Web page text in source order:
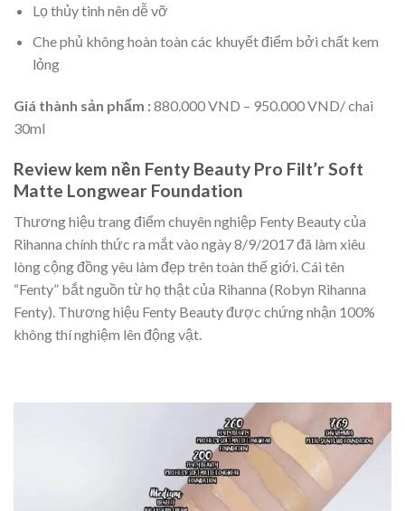
Lọ thủy tinh nên dễ vỡ
Che phủ không hoàn toàn các khuyết điểm bởi chất kem
lỏng
Giá thành sản phẩm :880.000 VND – 950.000 VND/ chai
30ml
Review kem nền Fenty Beauty Pro Filt’r Soft
Matte Longwear Foundation
Thương hiệu trang điểm chuyên nghiệp Fenty Beauty của
Rihanna chính thức ra mắt vào ngày 8/9/2017 đã làm xiêu
lòng cộng đồng yêu làm đẹp trên toàn thế giới. Cái tên
“Fenty” bắt nguồn từ họ thật của Rihanna (Robyn Rihanna
Fenty). Thương hiệu Fenty Beauty được chứng nhận 100%
không thí nghiệm lên động vật.